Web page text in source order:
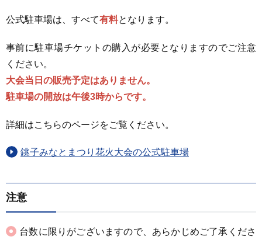
公式駐車場は、すべて有料となります。
事前に駐車場チケットの購入が必要となりますのでご注意
ください。
大会当日の販売予定はありません。
駐車場の開放は午後3時からです。
詳細はこちらのページをご覧ください。
銚子みなとまつり花火大会の公式駐車場
注意
台数に限りがございますので、あらかじめご了承くださ